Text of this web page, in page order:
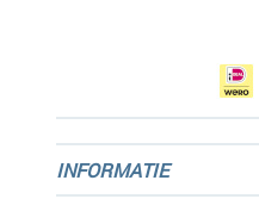
INFORMATIE